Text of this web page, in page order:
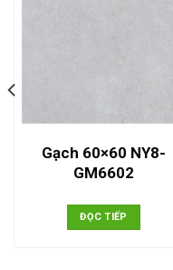
Gạch 60×60 NY8-
GM6602
ĐỌC TIẾP